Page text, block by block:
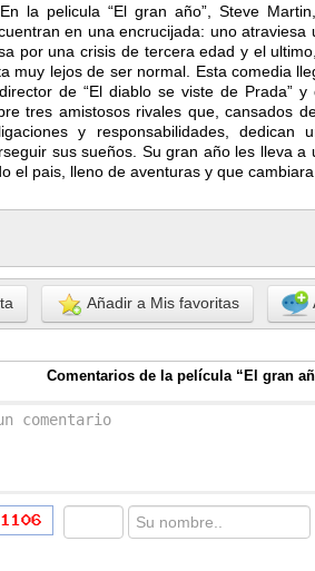
En la pelicula “El gran año”, Steve
en una encrucijada: uno
por una crisis de tercera edad y el
muy lejos de ser normal. Esta comedia
de “El diablo se viste de Prada” y
tres amistosos rivales que, cansados
y responsabilidades,
sus sueños. Su gran año les lleva
el pais, lleno de aventuras y que
Añadir a Mis favoritas
Comentarios de la película “El gran